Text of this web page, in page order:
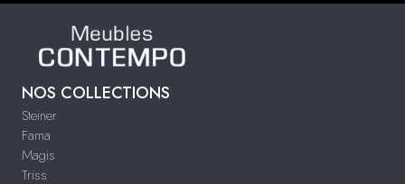
NOS COLLECTIONS
Steiner
Fama
Magis
Triss